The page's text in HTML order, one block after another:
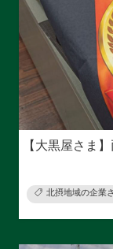
【大黒屋さま
北摂地域の企業